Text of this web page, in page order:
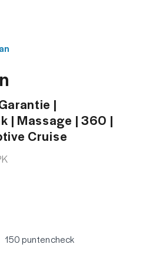
|
| Massage | 360 |
Cruise
150 puntencheck